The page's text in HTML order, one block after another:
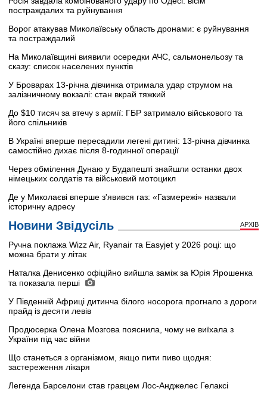
постраждалих та руйнування
Ворог атакував Миколаївську область дронами: є руйнування
та постраждалий
На Миколаївщині виявили осередки АЧС, сальмонельозу та
сказу: список населених пунктів
У Броварах 13-річна дівчинка отримала удар струмом на
залізничному вокзалі: стан вкрай тяжкий
До $10 тисяч за втечу з армії: ГБР затримало військового та
його спільників
В Україні вперше пересадили легені дитині: 13-річна дівчинка
самостійно дихає після 8-годинної операції
Через обмілення Дунаю у Будапешті знайшли останки двох
німецьких солдатів та військовий мотоцикл
Де у Миколаєві вперше з'явився газ: «Газмережі» назвали
історичну адресу
Новини Звідусіль АРХІВ
Ручна поклажа Wizz Air, Ryanair та Easyjet у 2026 році: що
можна брати у літак
Наталка Денисенко офіційно вийшла заміж за Юрія Ярошенка
та показала перші
У Південній Африці дитинча білого носорога прогнало з дороги
прайд із десяти левів
Продюсерка Олена Мозгова пояснила, чому не виїхала з
України під час війни
Що станеться з організмом, якщо пити пиво щодня:
застереження лікаря
Легенда Барселони став гравцем Лос-Анджелес Гелаксі